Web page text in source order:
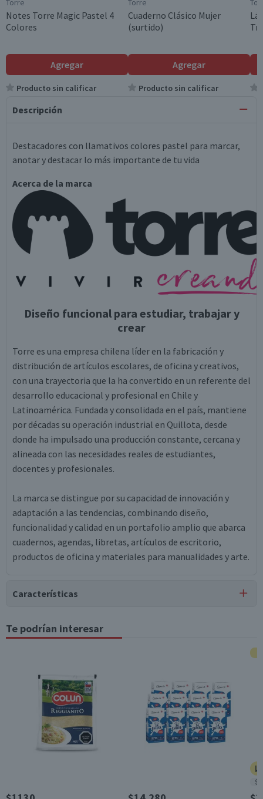
Torre
Notes Torre Magic Pastel 4
Colores
Agregar
Producto sin calificar
Torre
Cuaderno Clásico Mujer
(surtido)
Agregar
Producto sin calificar
Descripción
Destacadores con llamativos colores pastel para marcar,
anotar y destacar lo más importante de tu vida
Acerca de la marca
Diseño funcional para estudiar, trabajar y
crear
Torre es una empresa chilena líder en la fabricación y
distribución de artículos escolares, de oficina y creativos,
con una trayectoria que la ha convertido en un referente del
desarrollo educacional y profesional en Chile y
Latinoamérica. Fundada y consolidada en el país, mantiene
por décadas su operación industrial en Quillota, desde
donde ha impulsado una producción constante, cercana y
alineada con las necesidades reales de estudiantes,
docentes y profesionales.
La marca se distingue por su capacidad de innovación y
adaptación a las tendencias, combinando diseño,
funcionalidad y calidad en un portafolio amplio que abarca
cuadernos, agendas, libretas, artículos de escritorio,
productos de oficina y materiales para manualidades y arte.
Características
Tipo de Producto
Destacadores
Contenido
Unitario
Garantía Mínima Legal
6 meses, a partir de la entrega del producto
Te podrían interesar